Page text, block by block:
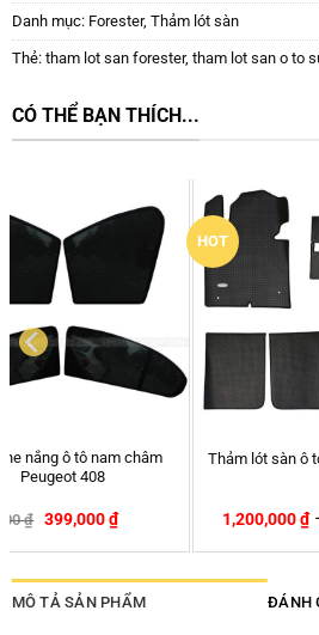
Danh mục: Forester, Thảm lót sàn
Thẻ: tham lot san forester, tham lot san o to
CÓ THỂ BẠN THÍCH...
HOT
Thảm lót sàn ô tô Kata KIA Rondo
1,200,000₫ 3,190,000₫
MÔ TẢ SẢN PHẨM ĐÁNH